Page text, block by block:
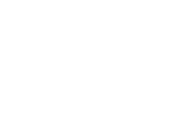
(АКБ)
контакты